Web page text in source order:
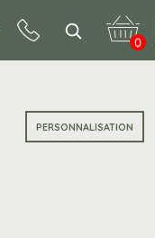
0
PERSONNALISATION